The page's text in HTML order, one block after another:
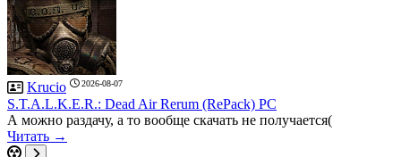
Krucio 2026-08-07
S.T.A.L.K.E.R.: Dead Air Rerum (RePack) PC
А можно раздачу, а то вообще скачать не получается(
Читать →